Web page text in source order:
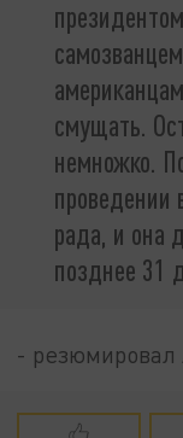
смущать.
немножко.
проведении
рада, и она
позднее 31
- резюмировал